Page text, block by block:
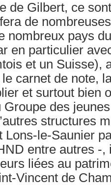
de Gilbert, ce
de
nombreux pays
en particulier
et un Suisse),
le carnet de note,
et surtout bien
des
structures
Lons-le-Saunier
entre autres -,
liées au
Vincent de